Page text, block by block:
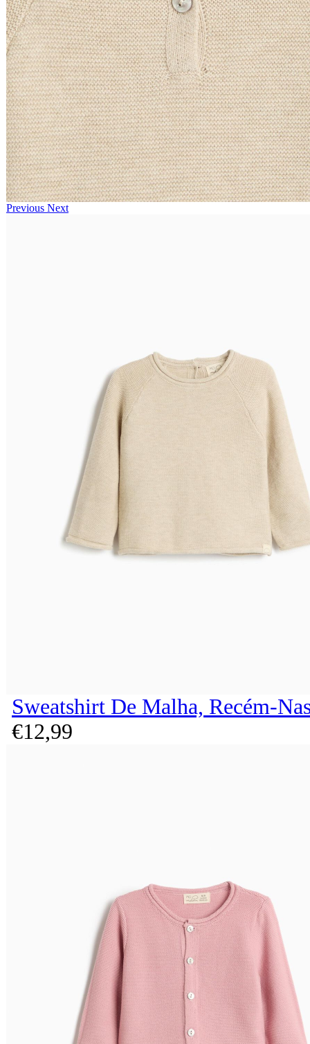
Previous Next
Sweatshirt De Malha, Recém-
€12,99